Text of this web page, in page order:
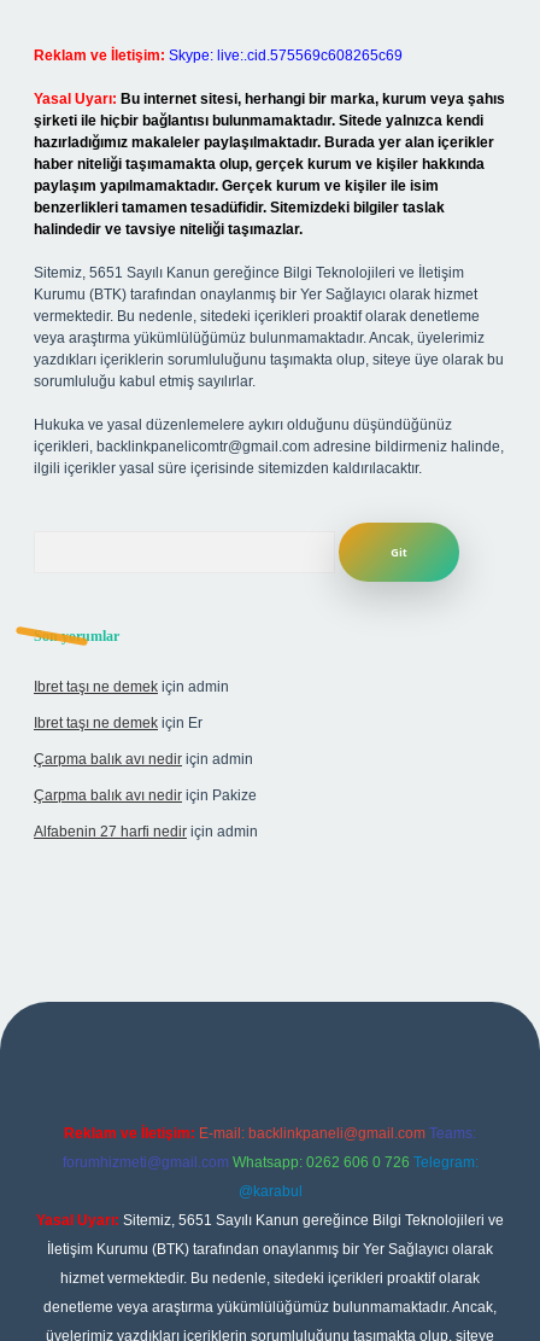
Reklam ve İletişim: Skype: live:.cid.575569c608265c69
Yasal Uyarı: Bu internet sitesi, herhangi bir marka, kurum veya şahıs
şirketi ile hiçbir bağlantısı bulunmamaktadır. Sitede yalnızca kendi
hazırladığımız makaleler paylaşılmaktadır. Burada yer alan içerikler
haber niteliği taşımamakta olup, gerçek kurum ve kişiler hakkında
paylaşım yapılmamaktadır. Gerçek kurum ve kişiler ile isim
benzerlikleri tamamen tesadüfidir. Sitemizdeki bilgiler taslak
halindedir ve tavsiye niteliği taşımazlar.
Sitemiz, 5651 Sayılı Kanun gereğince Bilgi Teknolojileri ve İletişim
Kurumu (BTK) tarafından onaylanmış bir Yer Sağlayıcı olarak hizmet
vermektedir. Bu nedenle, sitedeki içerikleri proaktif olarak denetleme
veya araştırma yükümlülüğümüz bulunmamaktadır. Ancak, üyelerimiz
yazdıkları içeriklerin sorumluluğunu taşımakta olup, siteye üye olarak bu
sorumluluğu kabul etmiş sayılırlar.
Hukuka ve yasal düzenlemelere aykırı olduğunu düşündüğünüz
içerikleri, backlinkpanelicomtr@gmail.com adresine bildirmeniz halinde,
ilgili içerikler yasal süre içerisinde sitemizden kaldırılacaktır.
Son yorumlar
Ibret taşı ne demek için admin
Ibret taşı ne demek için Er
Çarpma balık avı nedir için admin
Çarpma balık avı nedir için Pakize
Alfabenin 27 harfi nedir için admin
giriş
Reklam ve İletişim: E-mail: backlinkpaneli@gmail.com Teams:
forumhizmeti@gmail.com Whatsapp: 0262 606 0 726 Telegram:
@karabul
Yasal Uyarı: Sitemiz, 5651 Sayılı Kanun gereğince Bilgi Teknolojileri ve
İletişim Kurumu (BTK) tarafından onaylanmış bir Yer Sağlayıcı olarak
hizmet vermektedir. Bu nedenle, sitedeki içerikleri proaktif olarak
denetleme veya araştırma yükümlülüğümüz bulunmamaktadır. Ancak,
üyelerimiz yazdıkları içeriklerin sorumluluğunu taşımakta olup, siteye